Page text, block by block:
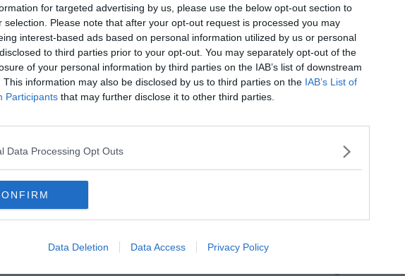
for targeted advertising by us, please use the below opt-out section to
selection. Please note that after your opt-out request is processed you may
interest-based ads based on personal information utilized by us or personal
to third parties prior to your opt-out. You may separately opt-out of the
of your personal information by third parties on the IAB’s list of downstream
This information may also be disclosed by us to third parties on the IAB’s List of
Participants that may further disclose it to other third parties.
Data Processing Opt Outs
Data Deletion Data Access Privacy Policy
nella tua casella di posta.
di siena lazio abruzzo provincia di chieti
Attualità
Le notizie di oggi
IL NETWORK